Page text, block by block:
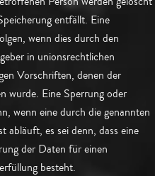
entfällt. Eine
wenn dies durch den
in unionsrechtlichen
Vorschriften, denen der
wurde. Eine Sperrung oder
wenn eine durch die genannten
abläuft, es sei denn, dass eine
der Daten für einen
besteht.